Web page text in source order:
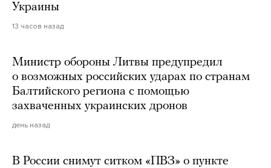
Украины
13 часов назад
Министр обороны Литвы предупредил
о возможных российских ударах по странам
Балтийского региона с помощью
захваченных украинских дронов
день назад
В России снимут ситком «ПВЗ» о пункте